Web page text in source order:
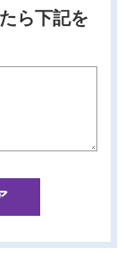
ら下記を